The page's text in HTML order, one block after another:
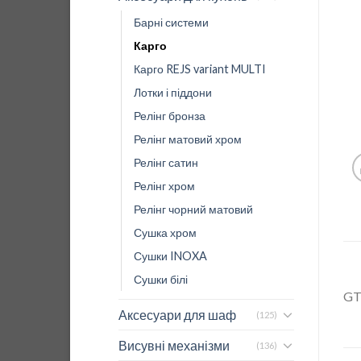
Барні системи
Карго
Карго REJS variant MULTI
Лотки і піддони
Релінг бронза
Релінг матовий хром
Релінг сатин
Релінг хром
Релінг чорний матовий
Сушка хром
Сушки INOXA
Сушки білі
Аксесуари для шаф (125)
Висувні механізми (136)